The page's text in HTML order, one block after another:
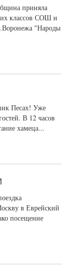
приняла
классов СОШ и
"Народы
Песах! Уже
В 12 часов
хамеца...
в Еврейский
посещение